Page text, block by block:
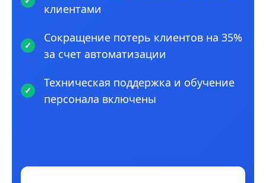
клиентами
Сокращение потерь клиентов на 35%
за счет автоматизации
Техническая поддержка и обучение
персонала включены